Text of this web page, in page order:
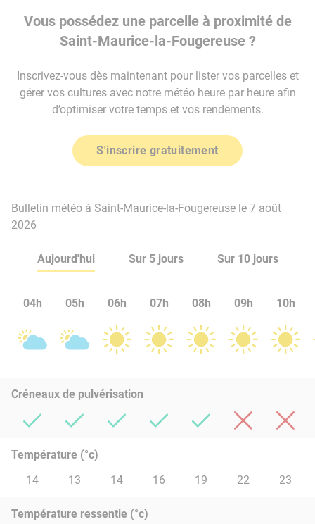
Vous possédez une parcelle à proximité de
Saint-Maurice-la-Fougereuse ?
Inscrivez-vous dès maintenant pour lister vos parcelles et
gérer vos cultures avec notre météo heure par heure afin
d’optimiser votre temps et vos rendements.
S'inscrire gratuitement
Bulletin météo à Saint-Maurice-la-Fougereuse le 7 août
2026
Aujourd'hui Sur 5 jours Sur 10 jours
04h 05h 06h 07h 08h 09h 10h
Créneaux de pulvérisation
Température (°c)
14
13 14 16 19 22 23
Température ressentie (°c)